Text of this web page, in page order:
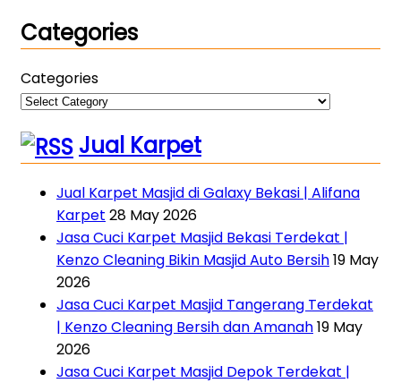
Categories
Categories
Jual Karpet
Jual Karpet Masjid di Galaxy Bekasi | Alifana
Karpet 28 May 2026
Jasa Cuci Karpet Masjid Bekasi Terdekat |
Kenzo Cleaning Bikin Masjid Auto Bersih19 May
2026
Jasa Cuci Karpet Masjid Tangerang Terdekat
| Kenzo Cleaning Bersih dan Amanah19 May
2026
Jasa Cuci Karpet Masjid Depok Terdekat |